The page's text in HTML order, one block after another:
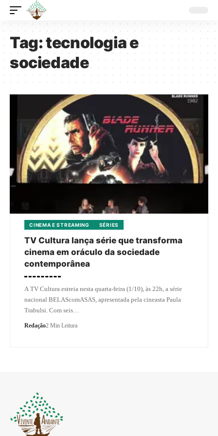
Tag:tecnologia e
sociedade
CINEMA E STREAMING SÉRIES
TV Cultura lança série que transforma
cinema em oráculo da sociedade
contemporânea
A TV Cultura estreia nesta quarta-feira (1/10), às 22h, a série
nacional BELAScomASAS, apresentada pela cineasta Paula
Trabulsi. Com seis…
Redação2 Min Leitura